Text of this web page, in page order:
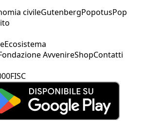
civileGutenbergPopotusPop
Ecosistema
AvvenireShopContatti
FISC